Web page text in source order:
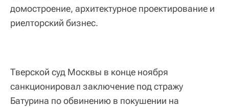
домостроение, архитектурное проектирование и
риелторский бизнес.
Тверской суд Москвы в конце ноября
санкционировал заключение под стражу
Батурина по обвинению в покушении на